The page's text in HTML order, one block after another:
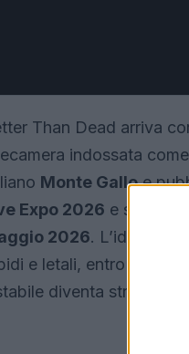
Than Dead arriva
indossata
Monte Galloe
Expo 2026 e si
2026. L’idea è
e letali, entro una
diventa